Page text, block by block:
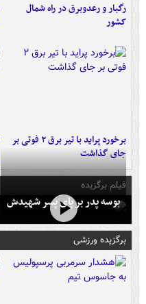
رگبار و رعدوبرق در راه شمال
کشور
برخورد پراید با تیر برق ۲ فوتی بر
جای گذاشت
فیلم برگزیده
بوسه‌ پدر بر پای پسر شهیدش
برگزیده ورزشی